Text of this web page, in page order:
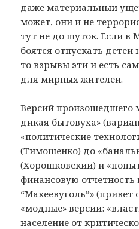
даже материальный
может, они и не
тут не до шуток. Если в
боятся отпускать
то взрывы эти и есть
для мирных жителей.
Версий произошедшего
дикая бытовуха»
«политические
(Тимошенко) до
(Хорошковский) и
финансовую
“Макеевуголь”»
«модные» версии:
население от